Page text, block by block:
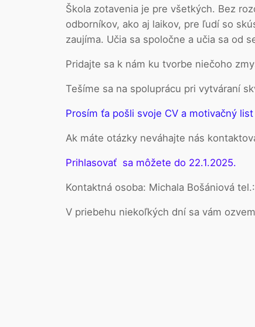
Škola zotavenia je pre všetkých. Bez
odborníkov, ako aj laikov, pre ľudí so
zaujíma. Učia sa spoločne a učia sa od
Pridajte sa k nám ku tvorbe niečoho
Tešíme sa na spoluprácu pri vytváraní
Prosím ťa pošli svoje CV a motivačný list
Ak máte otázky neváhajte nás
Prihlasovať sa môžete do 22.1.2025.
Kontaktná osoba: Michala Bošániová
V priebehu niekoľkých dní sa vám